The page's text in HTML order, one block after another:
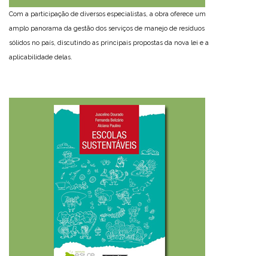
Com a participação de diversos especialistas, a obra oferece um
amplo panorama da gestão dos serviços de manejo de resíduos
sólidos no país, discutindo as principais propostas da nova lei e a
aplicabilidade delas.